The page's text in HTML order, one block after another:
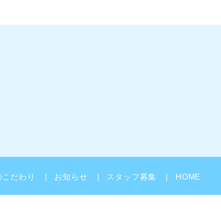
だわり お知らせ スタッフ募集 HOME